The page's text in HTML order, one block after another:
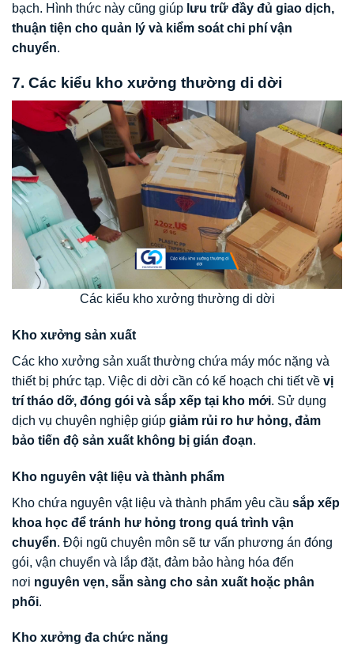
bạch. Hình thức này cũng giúp lưu trữ đầy đủ giao dịch,
thuận tiện cho quản lý và kiểm soát chi phí vận
chuyển.
7. Các kiểu kho xưởng thường di dời
Các kiểu kho xưởng thường di dời
Kho xưởng sản xuất
Các kho xưởng sản xuất thường chứa máy móc nặng và
thiết bị phức tạp. Việc di dời cần có kế hoạch chi tiết về vị
trí tháo dỡ, đóng gói và sắp xếp tại kho mới. Sử dụng
dịch vụ chuyên nghiệp giúp giảm rủi ro hư hỏng, đảm
bảo tiến độ sản xuất không bị gián đoạn.
Kho nguyên vật liệu và thành phẩm
Kho chứa nguyên vật liệu và thành phẩm yêu cầu sắp xếp
khoa học để tránh hư hỏng trong quá trình vận
chuyển. Đội ngũ chuyên môn sẽ tư vấn phương án đóng
gói, vận chuyển và lắp đặt, đảm bảo hàng hóa đến
nơi nguyên vẹn, sẵn sàng cho sản xuất hoặc phân
phối.
Kho xưởng đa chức năng